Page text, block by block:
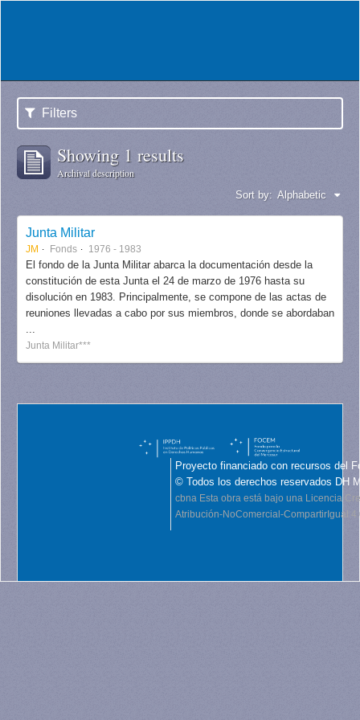
Filters
Showing 1 results
Archival description
Sort by: Alphabetic
Junta Militar
JM Fonds 1976 - 1983
El fondo de la Junta Militar abarca la documentación desde la
constitución de esta Junta el 24 de marzo de 1976 hasta su
disolución en 1983. Principalmente, se compone de las actas de
reuniones llevadas a cabo por sus miembros, donde se abordaban
...
Junta Militar***
Proyecto financiado con recursos del
© Todos los derechos reservados DH
cbna Esta obra está bajo una Licencia
Atribución-NoComercial-CompartirIgual